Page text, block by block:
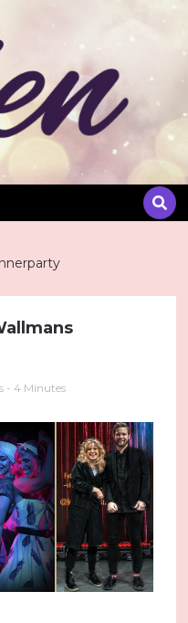
- 4 Minutes